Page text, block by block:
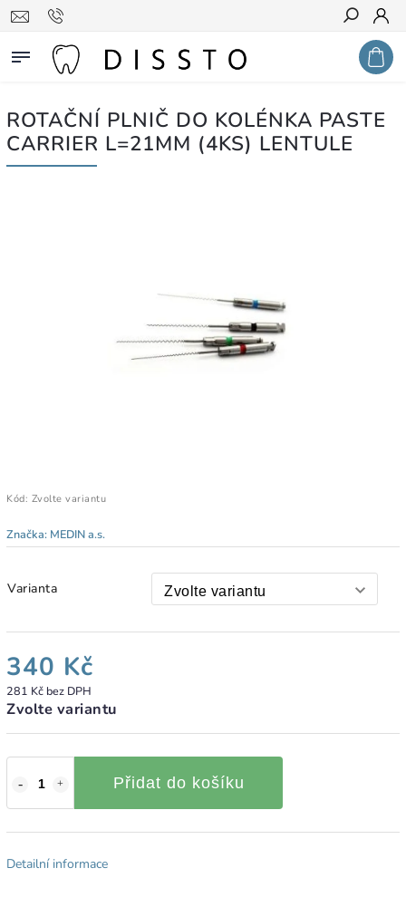
Hledat
ROTAČNÍ PLNIČ DO KOLÉNKA PASTE
CARRIER L=21MM (4KS) LENTULE
Kód: Zvolte variantu
Značka: MEDIN a.s.
Varianta
340 Kč
281 Kč bez DPH
Zvolte variantu
Přidat do košíku
Detailní informace